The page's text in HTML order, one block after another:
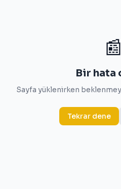
📰
Bir hata
Sayfa yüklenirken
Tekrar dene